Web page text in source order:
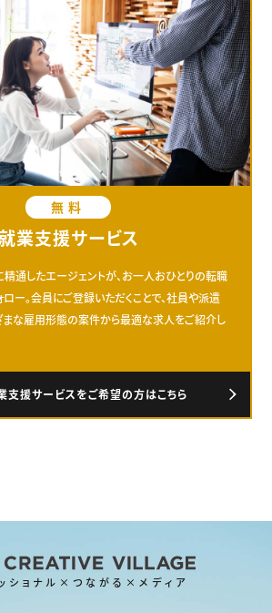
無料
業支援サービス
精通したエージェントが、お一人おひとりの転職
ー。会員にご登録いただくことで、社員や派遣
まな雇用形態の案件から最適な求人をご紹介し
支援サービスをご希望の方はこちら
ショナル×つながる×メディア